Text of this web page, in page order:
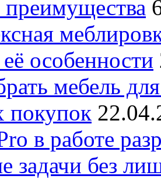
преимущества
особенности
мебель
в работе
задачи без